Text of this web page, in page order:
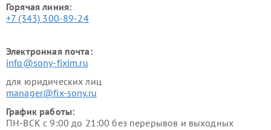
Горячая линия:
+7 (343) 300-89-24
Электронная почта:
info@sony-fixim.ru
для юридических лиц
manager@fix-sony.ru
График работы:
ПН-ВСК с 9:00 до 21:00 без перерывов и выходных